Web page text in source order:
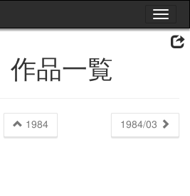
Toggle
作品一覧
1984 1984/03